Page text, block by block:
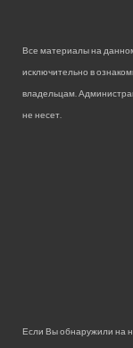
Все материалы на
исключительно в
владельцам.
не несет.
Если Вы обнаружили на